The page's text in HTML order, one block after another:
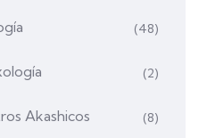
(48)
(2)
Akashicos (8)